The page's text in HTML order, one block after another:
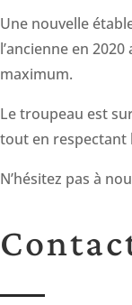
Une nouvelle
l’ancienne en
maximum.
Le troupeau est
tout en respectant
N’hésitez pas à